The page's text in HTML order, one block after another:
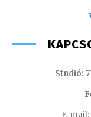
Studió:
E-mail: